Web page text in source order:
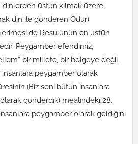
üstün kılmak üzere,
din ile gönderen Odur)
de Resulünün en üstün
Peygamber efendimiz,
bir millete, bir bölgeye değil
peygamber olarak
(Biz seni bütün insanlara
gönderdik) mealindeki 28.
peygamber olarak geldiğini